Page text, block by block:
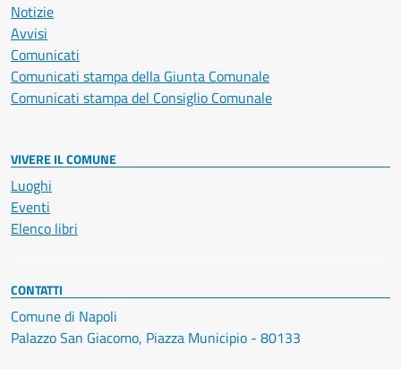
Notizie
Avvisi
Comunicati
Comunicati stampa della Giunta Comunale
Comunicati stampa del Consiglio Comunale
VIVERE IL COMUNE
Luoghi
Eventi
Elenco libri
CONTATTI
Comune di Napoli
Palazzo San Giacomo, Piazza Municipio - 80133